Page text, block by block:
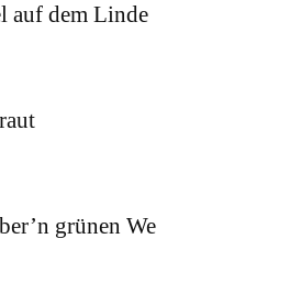
auf dem Linde
grünen We